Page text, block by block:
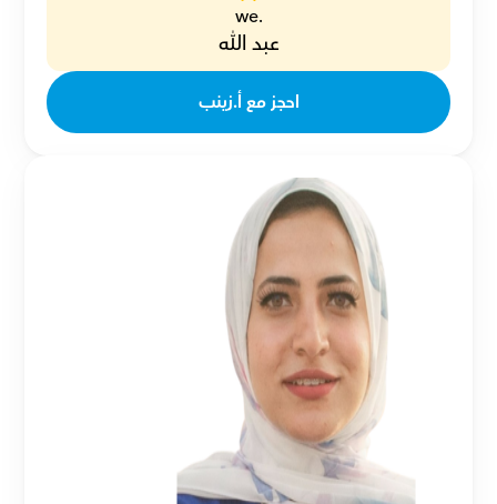
.we
عبد الله
احجز مع أ.زينب